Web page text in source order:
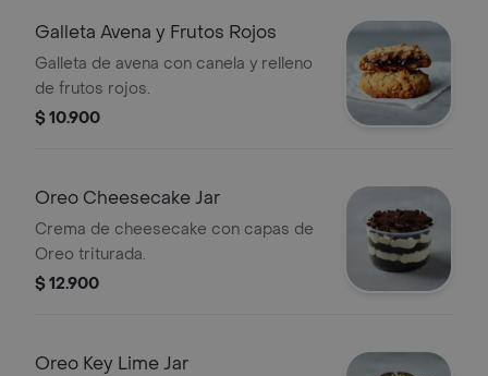
Galleta Avena y Frutos Rojos
Galleta de avena con canela y relleno
de frutos rojos.
$ 10.900
Oreo Cheesecake Jar
Crema de cheesecake con capas de
Oreo triturada.
$ 12.900
Oreo Key Lime Jar